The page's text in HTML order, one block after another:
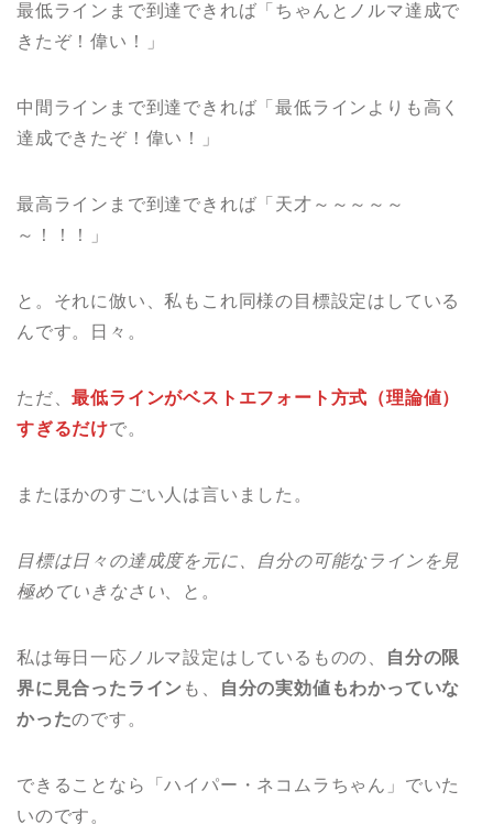
最低ラインまで到達できれば「ちゃんとノルマ達成で
きたぞ！偉い！」
中間ラインまで到達できれば「最低ラインよりも高く
達成できたぞ！偉い！」
最高ラインまで到達できれば「天才～～～～～
～！！！」
と。それに倣い、私もこれ同様の目標設定はしている
んです。日々。
ただ、最低ラインがベストエフォート方式（理論値）
すぎるだけで。
またほかのすごい人は言いました。
目標は日々の達成度を元に、自分の可能なラインを見
極めていきなさい 、と。
私は毎日一応ノルマ設定はしているものの、
自分の限
界に見合ったライン も、
自分の実効値もわかっていな
かったのです。
できることなら「ハイパー・ネコムラちゃん」でいた
いのです。